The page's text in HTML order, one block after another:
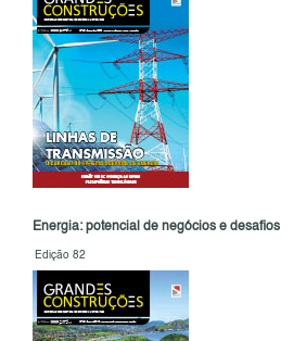
Energia: potencial de negócios e desafios
Edição 82